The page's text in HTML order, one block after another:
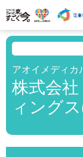
アオイメディカ
株式会
ィング